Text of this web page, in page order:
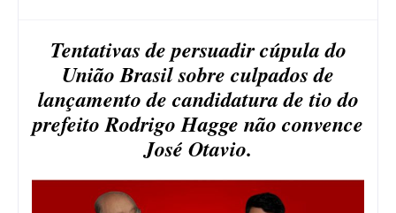
Tentativas de persuadir cúpula do
União Brasil sobre culpados de
lançamento de candidatura de tio do
prefeito Rodrigo Hagge não convence
José Otavio.